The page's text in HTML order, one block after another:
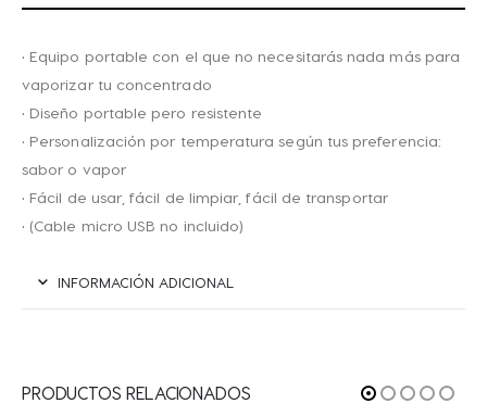
• Equipo portable con el que no necesitarás nada más para
vaporizar tu concentrado
• Diseño portable pero resistente
• Personalización por temperatura según tus preferencia:
sabor o vapor
• Fácil de usar, fácil de limpiar, fácil de transportar
• (Cable micro USB no incluido)
INFORMACIÓN ADICIONAL
PRODUCTOS RELACIONADOS